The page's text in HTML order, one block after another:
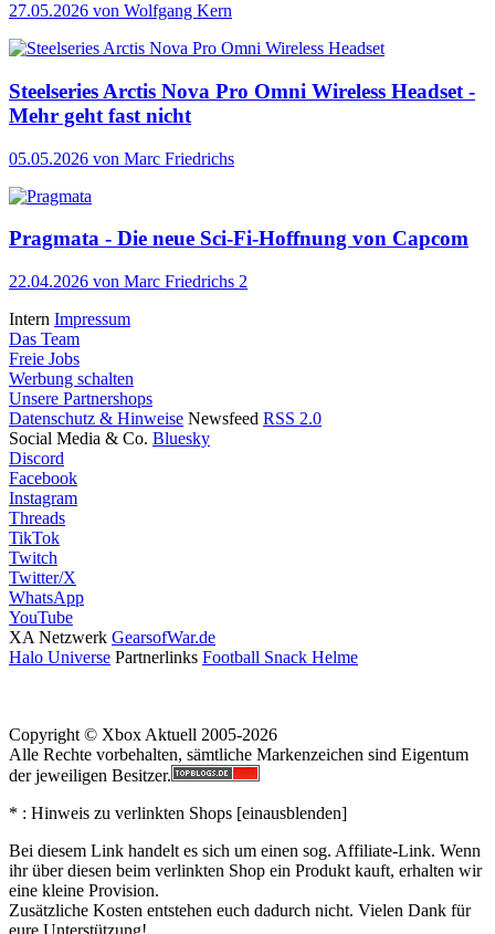
27.05.2026 von Wolfgang Kern
Steelseries Arctis Nova Pro Omni Wireless Headset -
Mehr geht fast nicht
05.05.2026 von Marc Friedrichs
Pragmata - Die neue Sci-Fi-Hoffnung von Capcom
22.04.2026 von Marc Friedrichs 2
Intern Impressum
Das Team
Freie Jobs
Werbung schalten
Unsere Partnershops
Datenschutz & Hinweise Newsfeed RSS 2.0
Social Media & Co. Bluesky
Discord
Facebook
Instagram
Threads
TikTok
Twitch
Twitter/X
WhatsApp
YouTube
XA Netzwerk GearsofWar.de
Halo Universe Partnerlinks Football Snack Helme
Copyright © Xbox Aktuell 2005-2026
Alle Rechte vorbehalten, sämtliche Markenzeichen sind Eigentum
der jeweiligen Besitzer.
* : Hinweis zu verlinkten Shops [einausblenden]
Bei diesem Link handelt es sich um einen sog. Affiliate-Link. Wenn
ihr über diesen beim verlinkten Shop ein Produkt kauft, erhalten wir
eine kleine Provision.
Zusätzliche Kosten entstehen euch dadurch nicht. Vielen Dank für
eure Unterstützung!